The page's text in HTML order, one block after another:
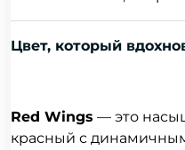
Цвет, который
Red Wings — это
красный с